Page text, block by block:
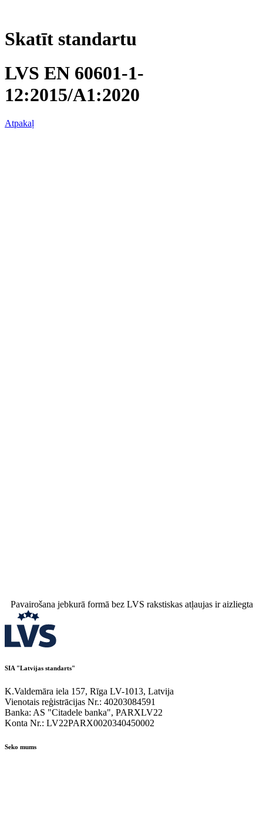
Skatīt standartu
LVS EN 60601-1-
12:2015/A1:2020
Atpakaļ
Pavairošana jebkurā formā bez LVS rakstiskas atļaujas ir aizliegta
SIA "Latvijas standarts"
K.Valdemāra iela 157, Rīga LV-1013, Latvija
Vienotais reģistrācijas Nr.: 40203084591
Banka: AS "Citadele banka", PARXLV22
Konta Nr.: LV22PARX0020340450002
Seko mums